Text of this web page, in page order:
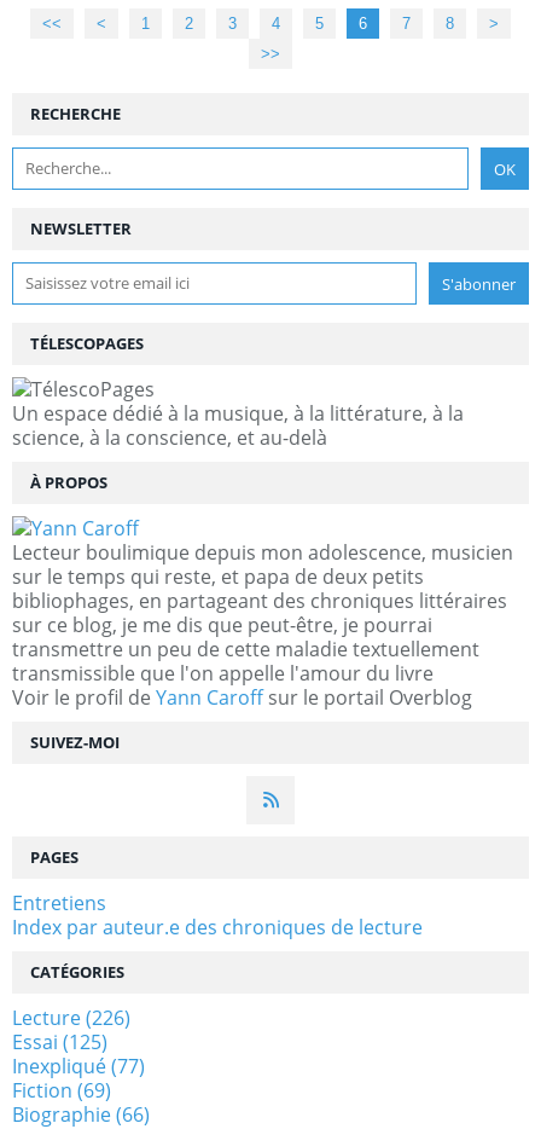
<< < 1 2 3 4 5 6 7 8
>
>>
NEWSLETTER
SUIVEZ-MOI
RECHERCHE
TÉLESCOPAGES
Un espace dédié à la musique, à la littérature, à la
science, à la conscience, et au-delà
À PROPOS
Lecteur boulimique depuis mon adolescence, musicien
sur le temps qui reste, et papa de deux petits
bibliophages, en partageant des chroniques littéraires
sur ce blog, je me dis que peut-être, je pourrai
transmettre un peu de cette maladie textuellement
transmissible que l'on appelle l'amour du livre
Voir le profil de Yann Caroffsur le portail Overblog
PAGES
Entretiens
Index par auteur.e des chroniques de lecture
CATÉGORIES
Lecture(226)
Essai (125)
Inexpliqué(77)
Fiction (69)
Biographie(66)